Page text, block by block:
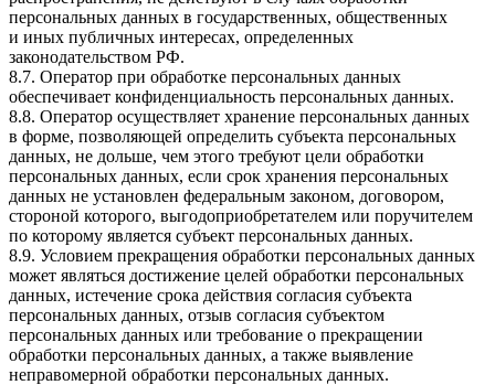
персональных данных в государственных, общественных
и иных публичных интересах, определенных
законодательством РФ.
8.7. Оператор при обработке персональных данных
обеспечивает конфиденциальность персональных данных.
8.8. Оператор осуществляет хранение персональных данных
в форме, позволяющей определить субъекта персональных
данных, не дольше, чем этого требуют цели обработки
персональных данных, если срок хранения персональных
данных не установлен федеральным законом, договором,
стороной которого, выгодоприобретателем или поручителем
по которому является субъект персональных данных.
8.9. Условием прекращения обработки персональных данных
может являться достижение целей обработки персональных
данных, истечение срока действия согласия субъекта
персональных данных, отзыв согласия субъектом
персональных данных или требование о прекращении
обработки персональных данных, а также выявление
неправомерной обработки персональных данных.